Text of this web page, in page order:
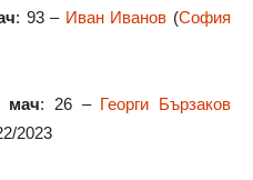
: 93 – Иван Иванов (София
мач: 26 – Георги Бързаков
2023